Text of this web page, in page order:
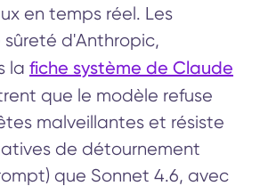
en temps réel. Les
d'Anthropic,
la fiche système de Claude
que le modèle refuse
malveillantes et résiste
de détournement
que Sonnet 4.6, avec